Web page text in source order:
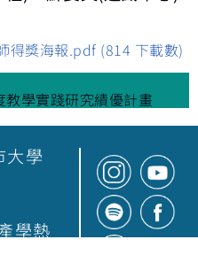
得獎海報.pdf (814 下載數)
學實踐研究績優計畫
大學
學熱